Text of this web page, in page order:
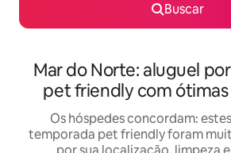
Buscar
Mar do Norte: aluguel
pet friendly com ótimas
Os hóspedes concordam:
temporada pet friendly foram